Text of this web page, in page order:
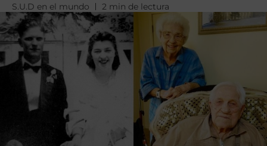
S.U.D en el mundo 2 min de lectura